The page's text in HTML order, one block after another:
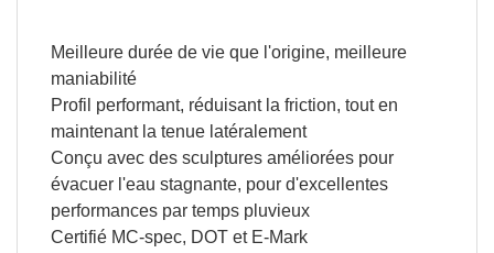
Meilleure durée de vie que l'origine, meilleure
maniabilité
Profil performant, réduisant la friction, tout en
maintenant la tenue latéralement
Conçu avec des sculptures améliorées pour
évacuer l'eau stagnante, pour d'excellentes
performances par temps pluvieux
Certifié MC-spec, DOT et E-Mark